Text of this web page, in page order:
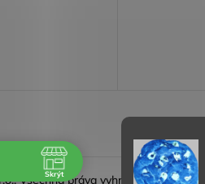
. Všechna práva vyhrazena.
Skrýt